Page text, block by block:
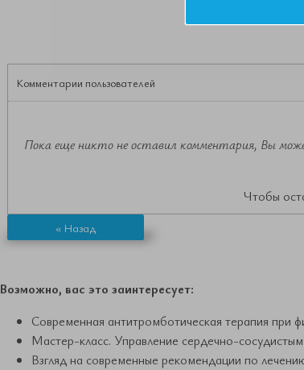
Комментарии пользователей
Пока еще никто не оставил комментария, Вы
Чтобы
« Назад
Возможно, вас это заинтересует:
Современная антитромботическая терапия при
Мастер-класс. Управление сердечно-
Взгляд на современные рекомендации по